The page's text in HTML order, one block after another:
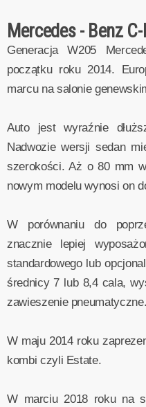
Mercedes - Benz
Generacja W205
początku roku 2014.
marcu na salonie
Auto jest wyraźnie
Nadwozie wersji sedan
szerokości. Aż o 80 mm
nowym modelu wynosi on
W porównaniu do
znacznie lepiej
standardowego lub
średnicy 7 lub 8,4 cala,
zawieszenie pneumatyczne.
W maju 2014 roku
kombi czyli Estate.
W marciu 2018 roku na